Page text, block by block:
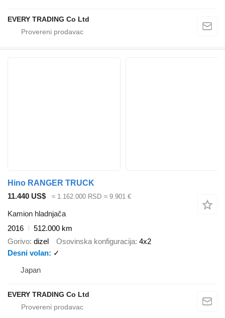
EVERY TRADING Co Ltd
Hino RANGER TRUCK
11.440 US$
≈ 1.162.000 RSD ≈ 9.901 €
Kamion hladnjača
2016
512.000 km
Gorivo dizel Osovinska konfiguracija 4x2
Desni volan
✓
Japan
EVERY TRADING Co Ltd